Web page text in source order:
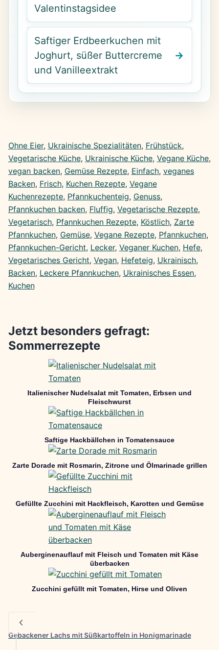
Valentinstagsidee
Saftiger Erdbeerkuchen mit
Joghurt, süßer Buttercreme
und Vanilleextrakt
Ohne Eier, Ukrainische Spezialitäten, Frühstück
Vegetarische Küche, Ukrainische Küche, Vegane Küche
vegan backen, Gemüse Rezepte, Einfach, veganes
Backen, Frisch, Kuchen Rezepte, Vegane
Kuchenrezepte, Pfannkuchenteig, Genuss
Pfannkuchen backen, Fluffig, Vegetarische Rezepte
Vegetarisch, Pfannkuchen Rezepte, Köstlich, Zarte
Pfannkuchen, Gemüse, Vegane Rezepte, Pfannkuchen
Pfannkuchen-Gericht, Lecker, Veganer Kuchen, Hefe
Vegetarisches Gericht, Vegan, Hefeteig, Ukrainisch
Backen, Leckere Pfannkuchen, Ukrainisches Essen
Kuchen
Jetzt besonders gefragt:
Sommerrezepte
Italienischer Nudelsalat mit Tomaten, Erbsen und
Fleischwurst
Saftige Hackbällchen in Tomatensauce
Zarte Dorade mit Rosmarin, Zitrone und Ölmarinade grillen
Gefüllte Zucchini mit Hackfleisch, Karotten und Gemüse
Auberginenauflauf mit Fleisch und Tomaten mit Käse
überbacken
Zucchini gefüllt mit Tomaten, Hirse und Oliven
Gebackener Lachs mit Süßkartoffeln in Honigmarinade